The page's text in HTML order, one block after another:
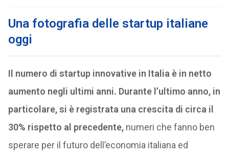
Una fotografia delle startup italiane
oggi
Il numero di startup innovative in Italia è in netto
aumento negli ultimi anni. Durante l’ultimo anno, in
particolare, si è registrata una crescita di circa il
30% rispetto al precedente,numeri che fanno ben
sperare per il futuro dell’economia italiana ed